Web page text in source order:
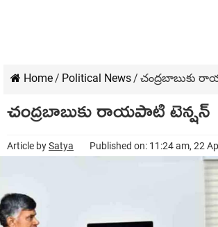
Home/ Political News/ చంద్రబాబుకు
చంద్రబాబుకు రాయపాటి టెన్షన్
Article bySatya Published on: 11:24 am, 22